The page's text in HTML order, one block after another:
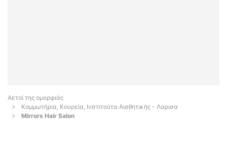
Αετοί της ομορφιάς
Κομμωτήρια, Κουρεία, Ινστιτούτα Αισθητικής - Λαρισα
Mirrors Hair Salon